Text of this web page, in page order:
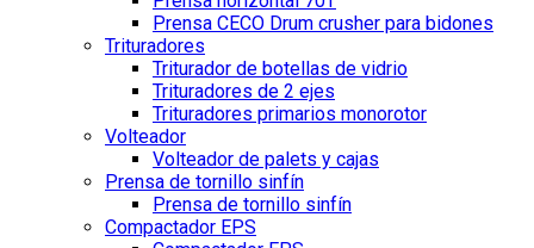
Prensa CECO Drum crusher para bidones
Trituradores
Triturador de botellas de vidrio
Trituradores de 2 ejes
Trituradores primarios monorotor
Volteador
Volteador de palets y cajas
Prensa de tornillo sinfín
Prensa de tornillo sinfín
Compactador EPS